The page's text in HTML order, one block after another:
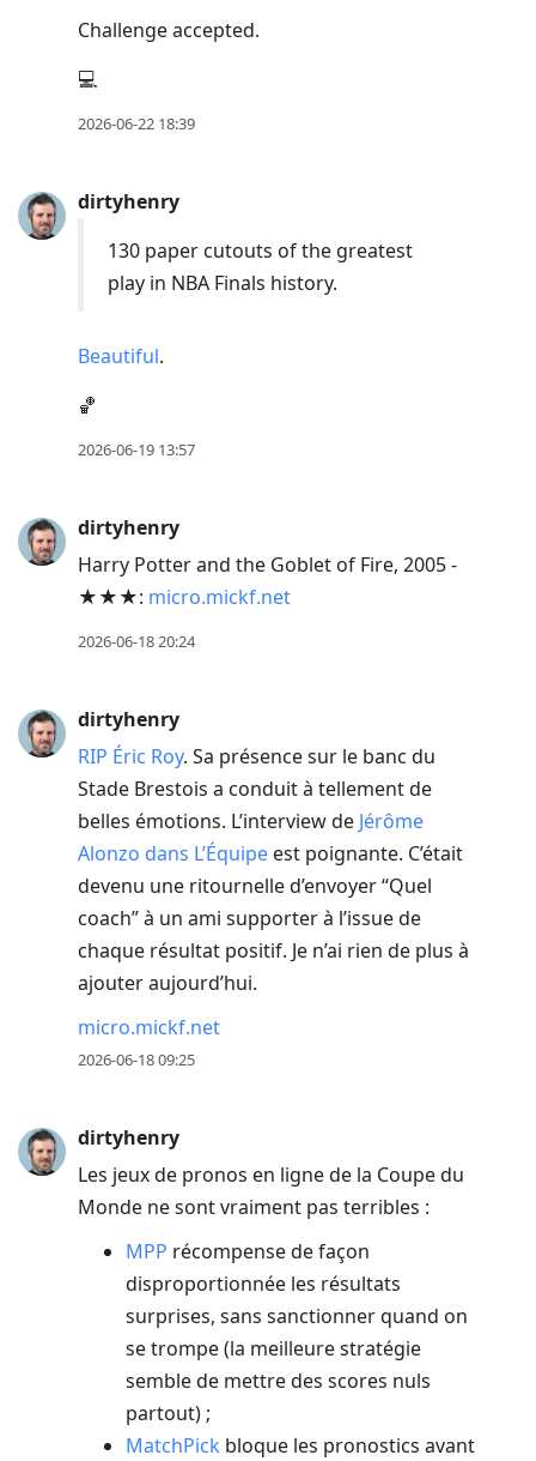
Challenge accepted.
💻
2026-06-22 18:39
dirtyhenry
130 paper cutouts of the greatest
play in NBA Finals history.
Beautiful.
🏀
2026-06-19 13:57
dirtyhenry
Harry Potter and the Goblet of Fire, 2005 -
★★★: micro.mickf.net
2026-06-18 20:24
dirtyhenry
RIP Éric Roy. Sa présence sur le banc du
Stade Brestois a conduit à tellement de
belles émotions. L’interview de Jérôme
Alonzo dans L’Équipe est poignante. C’était
devenu une ritournelle d’envoyer “Quel
coach” à un ami supporter à l’issue de
chaque résultat positif. Je n’ai rien de plus à
ajouter aujourd’hui.
micro.mickf.net
2026-06-18 09:25
dirtyhenry
Les jeux de pronos en ligne de la Coupe du
Monde ne sont vraiment pas terribles :
MPP récompense de façon
disproportionnée les résultats
surprises, sans sanctionner quand on
se trompe (la meilleure stratégie
semble de mettre des scores nuls
partout) ;
MatchPick bloque les pronostics avant